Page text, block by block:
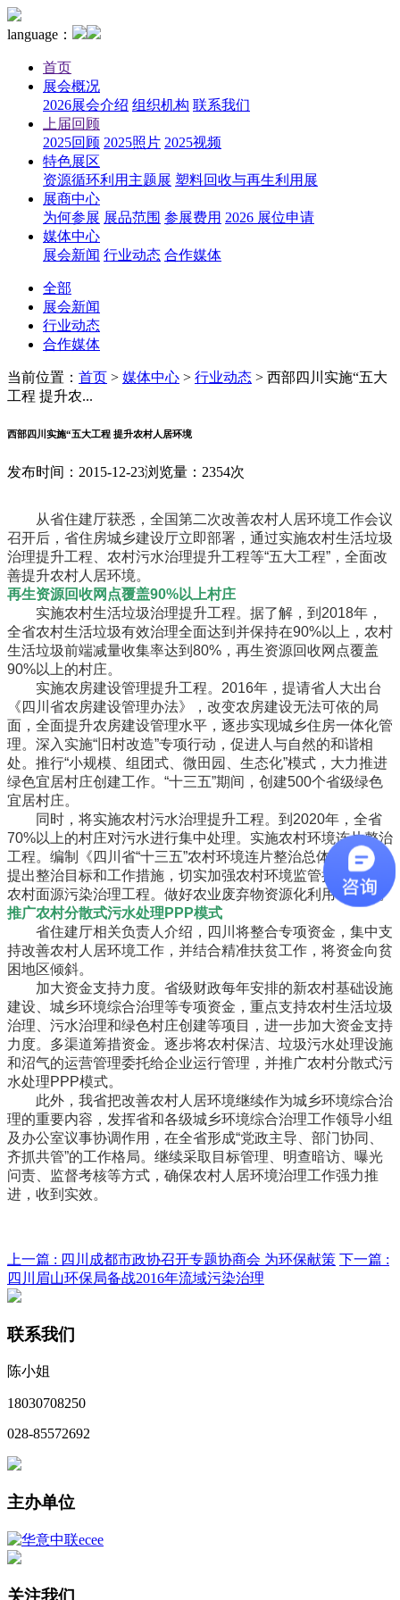
language：
首页
展会概况
2026展会介绍 组织机构 联系我们
上届回顾
2025回顾 2025照片 2025视频
特色展区
资源循环利用主题展 塑料回收与再生利用展
展商中心
为何参展 展品范围 参展费用 2026 展位申请
媒体中心
展会新闻 行业动态 合作媒体
全部
展会新闻
行业动态
合作媒体
当前位置： 首页 > 媒体中心 > 行业动态 > 西部四川实施“五大
工程 提升农...
西部四川实施“五大工程 提升农村人居环境
发布时间：2015-12-23浏览量：2354次
从省住建厅获悉，全国第二次改善农村人居环境工作会议
召开后，省住房城乡建设厅立即部署，通过实施农村生活垃圾
治理提升工程、农村污水治理提升工程等“五大工程”，全面改
善提升农村人居环境。
再生资源回收网点覆盖90%以上村庄
实施农村生活垃圾治理提升工程。据了解，到2018年，
全省农村生活垃圾有效治理全面达到并保持在90%以上，农村
生活垃圾前端减量收集率达到80%，再生资源回收网点覆盖
90%以上的村庄。
实施农房建设管理提升工程。2016年，提请省人大出台
《四川省农房建设管理办法》，改变农房建设无法可依的局
面，全面提升农房建设管理水平，逐步实现城乡住房一体化管
理。深入实施“旧村改造”专项行动，促进人与自然的和谐相
处。推行“小规模、组团式、微田园、生态化”模式，大力推进
绿色宜居村庄创建工作。“十三五”期间，创建500个省级绿色
宜居村庄。
同时，将实施农村污水治理提升工程。到2020年，全省
70%以上的村庄对污水进行集中处理。实施农村环境连片整治
工程。编制《四川省“十三五”农村环境连片整治总体规划》，
提出整治目标和工作措施，切实加强农村环境监管执法。实施
农村面源污染治理工程。做好农业废弃物资源化利用等工作。
推广农村分散式污水处理PPP模式
省住建厅相关负责人介绍，四川将整合专项资金，集中支
持改善农村人居环境工作，并结合精准扶贫工作，将资金向贫
困地区倾斜。
加大资金支持力度。省级财政每年安排的新农村基础设施
建设、城乡环境综合治理等专项资金，重点支持农村生活垃圾
治理、污水治理和绿色村庄创建等项目，进一步加大资金支持
力度。多渠道筹措资金。逐步将农村保洁、垃圾污水处理设施
和沼气的运营管理委托给企业运行管理，并推广农村分散式污
水处理PPP模式。
此外，我省把改善农村人居环境继续作为城乡环境综合治
理的重要内容，发挥省和各级城乡环境综合治理工作领导小组
及办公室议事协调作用，在全省形成“党政主导、部门协同、
齐抓共管”的工作格局。继续采取目标管理、明查暗访、曝光
问责、监督考核等方式，确保农村人居环境治理工作强力推
进，收到实效。
上一篇 : 四川成都市政协召开专题协商会 为环保献策 下一篇 :
四川眉山环保局备战2016年流域污染治理
联系我们
陈小姐
18030708250
028-85572692
主办单位
关注我们